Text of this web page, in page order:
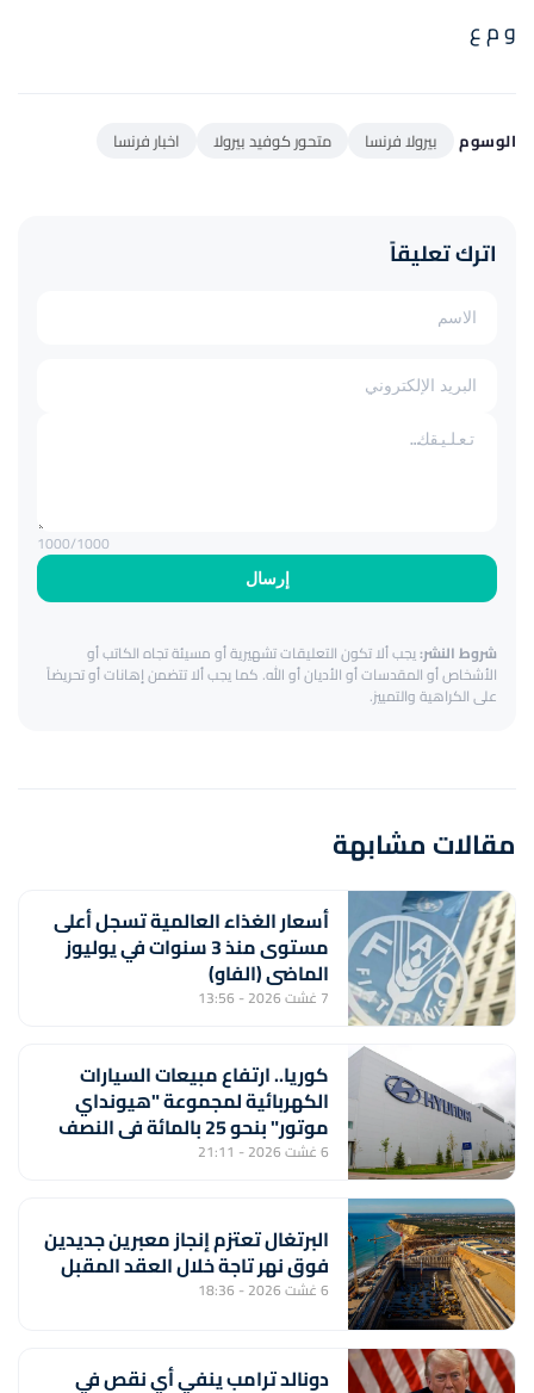
و م ع
الوسوم بيرولا فرنسا متحور كوفيد بيرولا اخبار فرنسا
اترك تعليقاً
إرسال
1000/1000
شروط النشر:يجب ألا تكون التعليقات تشهيرية أو مسيئة تجاه الكاتب أو
الأشخاص أو المقدسات أو الأديان أو الله. كما يجب ألا تتضمن إهانات أو تحريضاً
على الكراهية والتمييز.
مقالات مشابهة
أسعار الغذاء العالمية تسجل أعلى
مستوى منذ 3 سنوات في يوليوز
الماضي (الفاو)
7 غشت 2026 - 13:56
كوريا.. ارتفاع مبيعات السيارات
الكهربائية لمجموعة "هيونداي
موتور" بنحو 25 بالمائة في النصف
الأول من السنة
6 غشت 2026 - 21:11
البرتغال تعتزم إنجاز معبرين جديدين
فوق نهر تاجة خلال العقد المقبل
6 غشت 2026 - 18:36
دونالد ترامب ينفي أي نقص في